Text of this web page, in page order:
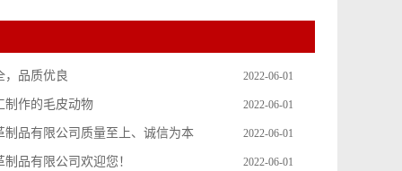
2022-06-01
，品质优良
2022-06-01
制作的毛皮动物
2022-06-01
制品有限公司质量至上、诚信为本
2022-06-01
品有限公司欢迎您！